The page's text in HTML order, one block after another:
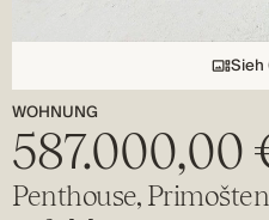
Sieh
WOHNUNG
587.000,00
Penthouse,